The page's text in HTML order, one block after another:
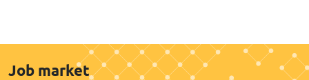
Job market